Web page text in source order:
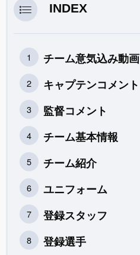
INDEX
チーム意気込み動画
キャプテンコメント
監督コメント
チーム基本情報
チーム紹介
ユニフォーム
登録スタッフ
登録選手